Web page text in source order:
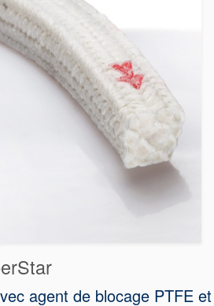
agent de blocage PTFE et